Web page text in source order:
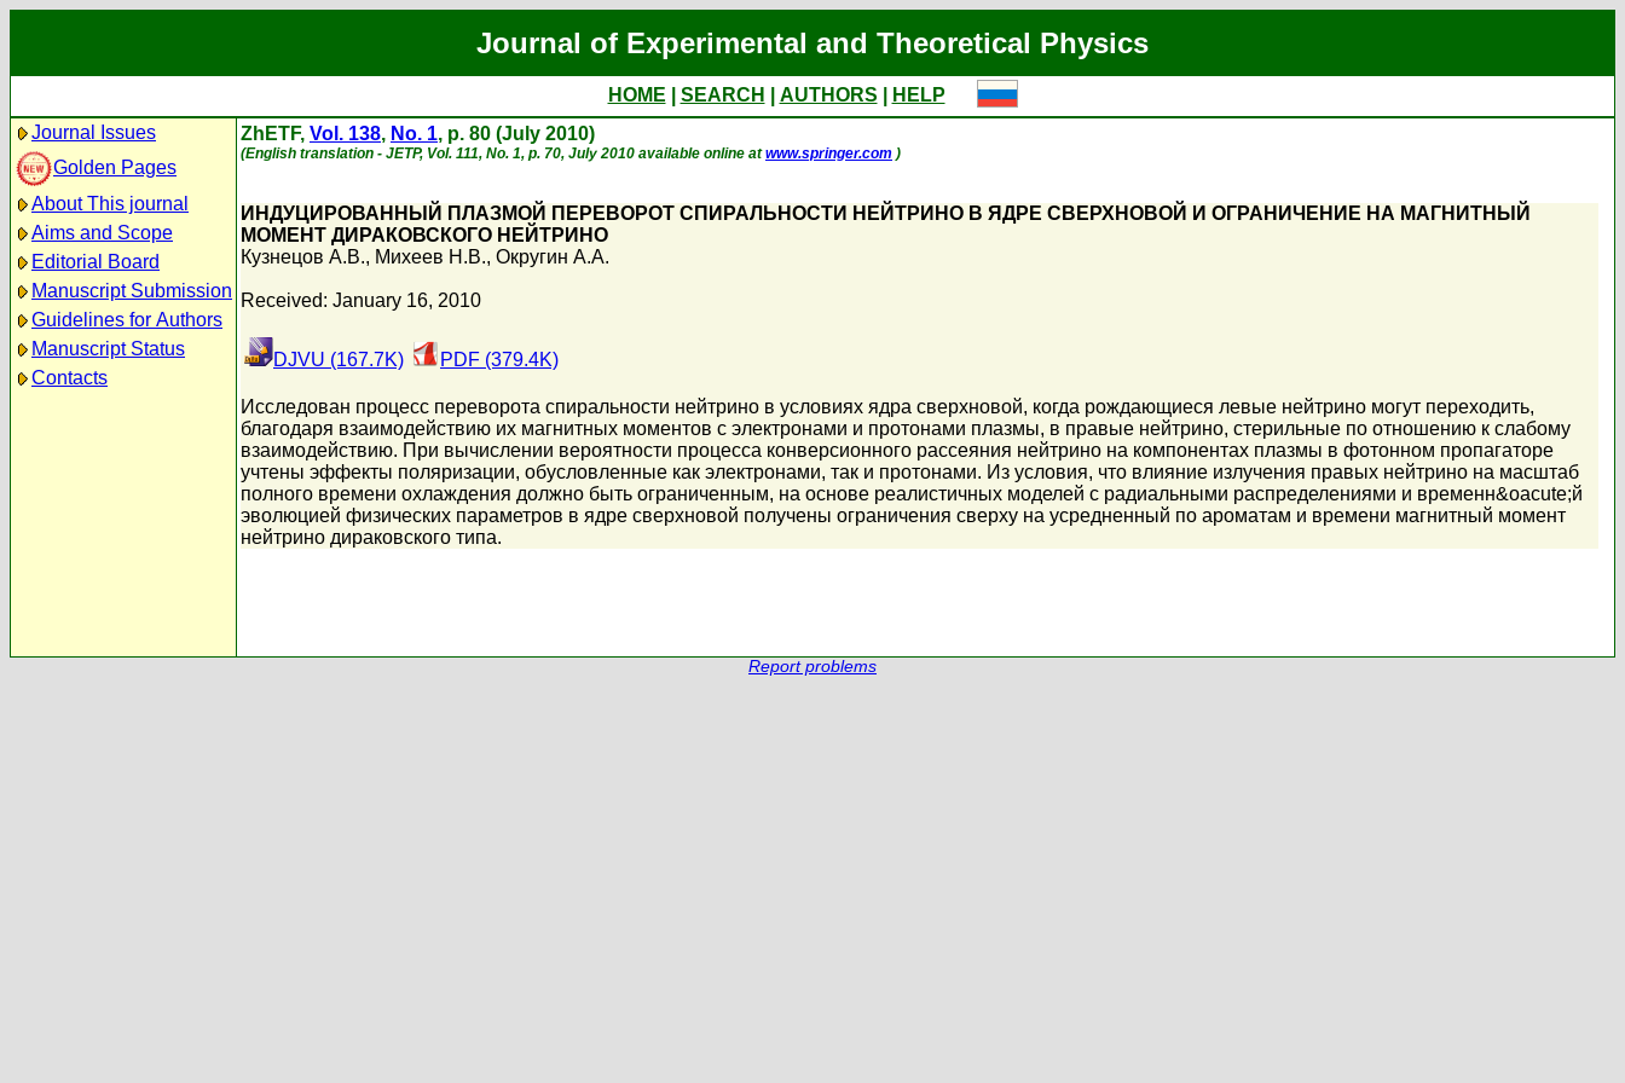
Journal of Experimental and Theoretical Physics
HOME SEARCH AUTHORS
HELP
Journal Issues
Golden Pages
About This journal
Aims and Scope
Editorial Board
Manuscript Submission
Guidelines for Authors
Manuscript Status
Contacts
ZhETF, Vol. 138, No. 1, p. 80 (July 2010)
(English translation - JETP, Vol. 111, No. 1, p. 70, July 2010 available online atwww.springer.com )
ИНДУЦИРОВАННЫЙ ПЛАЗМОЙ ПЕРЕВОРОТ СПИРАЛЬНОСТИ НЕЙТРИНО В ЯДРЕ СВЕРХНОВОЙ И ОГРАНИЧЕНИЕ НА МАГНИТНЫЙ
МОМЕНТ ДИРАКОВСКОГО НЕЙТРИНО
Кузнецов А.В., Михеев Н.В., Округин А.А.
Received: January 16, 2010
DJVU (167.7K) PDF (379.4K)
Исследован процесс переворота спиральности нейтрино в условиях ядра сверхновой, когда рождающиеся левые нейтрино могут переходить,
благодаря взаимодействию их магнитных моментов с электронами и протонами плазмы, в правые нейтрино, стерильные по отношению к слабому
взаимодействию. При вычислении вероятности процесса конверсионного рассеяния нейтрино на компонентах плазмы в фотонном пропагаторе
учтены эффекты поляризации, обусловленные как электронами, так и протонами. Из условия, что влияние излучения правых нейтрино на масштаб
полного времени охлаждения должно быть ограниченным, на основе реалистичных моделей с радиальными распределениями и временн&оacute;й
эволюцией физических параметров в ядре сверхновой получены ограничения сверху на усредненный по ароматам и времени магнитный момент
нейтрино дираковского типа.
Report problems